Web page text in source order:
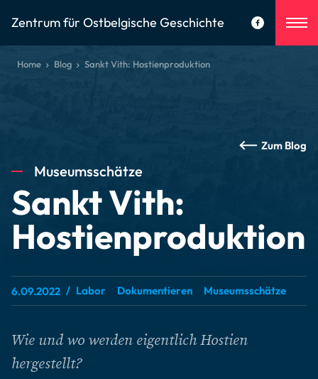
Zentrum für Ostbelgische Geschichte
Home Blog Sankt Vith: Hostienproduktion
Zum Blog
Museumsschätze
Sankt Vith:
Hostienproduktion
6.09.2022 Labor Dokumentieren Museumsschätze
Wie und wo werden eigentlich Hostien
hergestellt?